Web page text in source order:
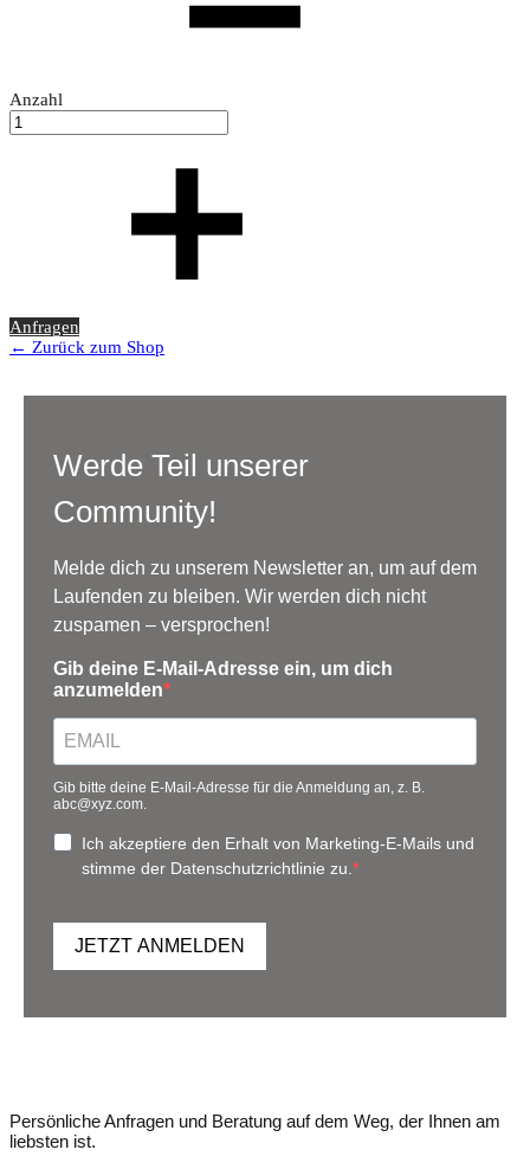
Anzahl
Anfragen
← Zurück zum Shop
Werde Teil unserer
Community!
Melde dich zu unserem Newsletter an, um auf dem
Laufenden zu bleiben. Wir werden dich nicht
zuspamen – versprochen!
Gib deine E-Mail-Adresse ein, um dich
anzumelden
Gib bitte deine E-Mail-Adresse für die Anmeldung an, z. B.
abc@xyz.com.
Ich akzeptiere den Erhalt von Marketing-E-Mails und
stimme der Datenschutzrichtlinie zu.
JETZT ANMELDEN
Persönliche Anfragen und Beratung auf dem Weg, der Ihnen am
liebsten ist.